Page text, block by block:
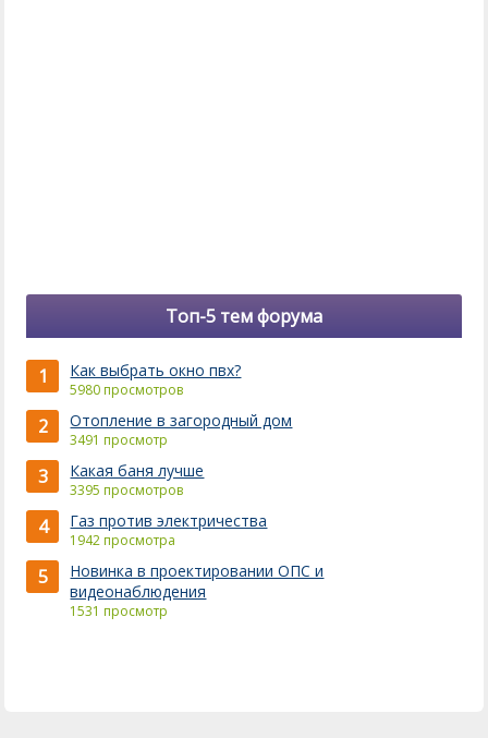
Топ-5 тем форума
1 Как выбрать окно пвх?
5980 просмотров
2 Отопление в загородный дом
3491 просмотр
3 Какая баня лучше
3395 просмотров
4 Газ против электричества
1942 просмотра
5
Новинка в проектировании ОПС и
видеонаблюдения
1531 просмотр